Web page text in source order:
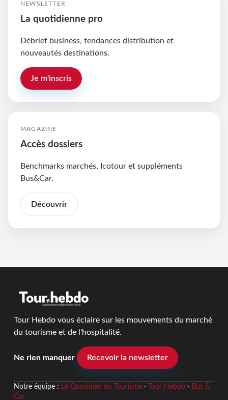
NEWSLETTER
La quotidienne pro
Débrief business, tendances distribution et
nouveautés destinations.
Je m'inscris
MAGAZINE
Accès dossiers
Benchmarks marchés, Icotour et suppléments
Bus&Car.
Découvrir
Tour Hebdo vous éclaire sur les mouvements du marché
du tourisme et de l'hospitalité.
Ne rien manquer Recevoir la newsletter
Notre équipe : Le Quotidien du Tourisme· Tour Hebdo· Bus &
Car